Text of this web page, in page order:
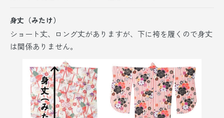
身丈（みたけ）
ショート丈、ロング丈がありますが、 下に袴を履くので身丈
は関係ありません。